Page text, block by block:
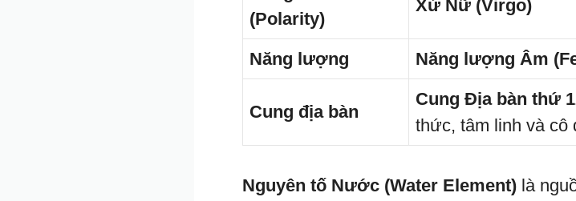
(Polarity)
Xử Nữ (Virgo)
Năng lượng Năng lượng Âm
Cung địa bàn
Cung Địa bàn thứ
thức, tâm linh và cô
Nguyên tố Nước (Water Element) là